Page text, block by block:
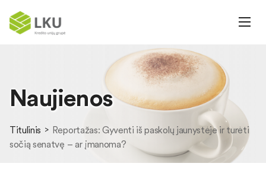
Naujienos
Titulinis
Reportažas: Gyventi iš paskolų jaunystėje ir turėti
sočią senatvę – ar įmanoma?